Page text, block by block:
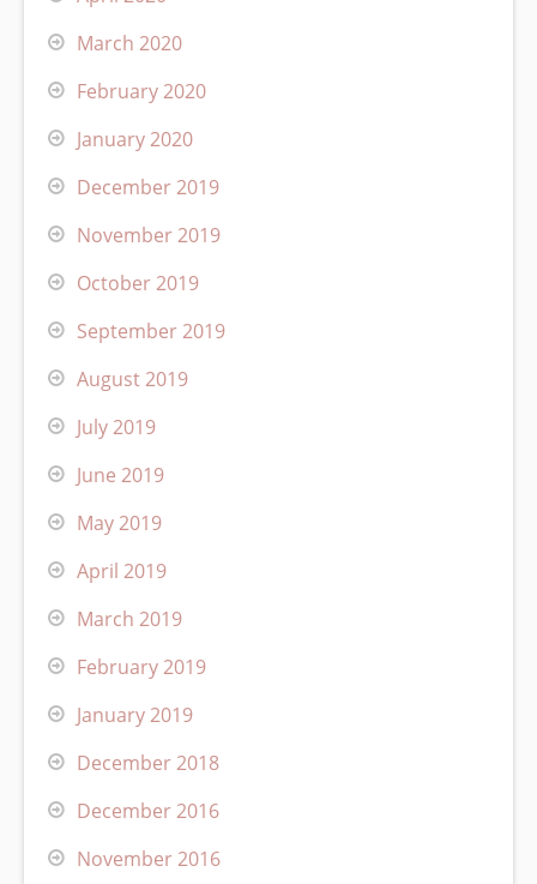
March 2020
February 2020
January 2020
December 2019
November 2019
October 2019
September 2019
August 2019
July 2019
June 2019
May 2019
April 2019
March 2019
February 2019
January 2019
December 2018
December 2016
November 2016